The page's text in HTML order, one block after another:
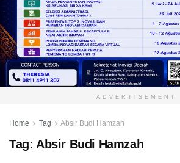
ADVERTISEMENT
Home Tag Absir Budi Hamzah
Tag: Absir Budi Hamzah